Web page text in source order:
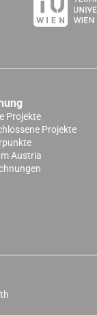
Projekte
Projekte
Austria